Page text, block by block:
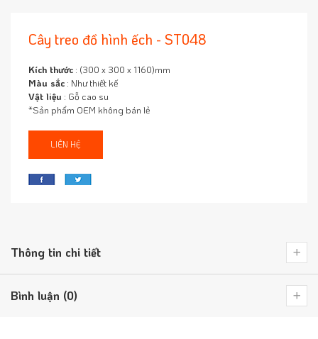
Cây treo đồ hình ếch - ST048
Kích thước : (300 x 300 x 1160)mm
Màu sắc : Như thiết kế
Vật liệu : Gỗ cao su
*Sản phẩm OEM không bán lẻ
LIÊN HỆ
Thông tin chi tiết
Bình luận (0)